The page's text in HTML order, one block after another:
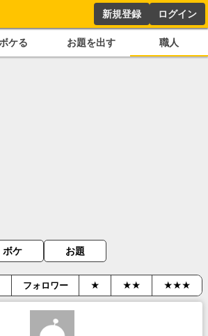
新規登録 ログイン
ボケる お題を出す 職人
ボケ お題
フォロワー ★ ★★ ★★★